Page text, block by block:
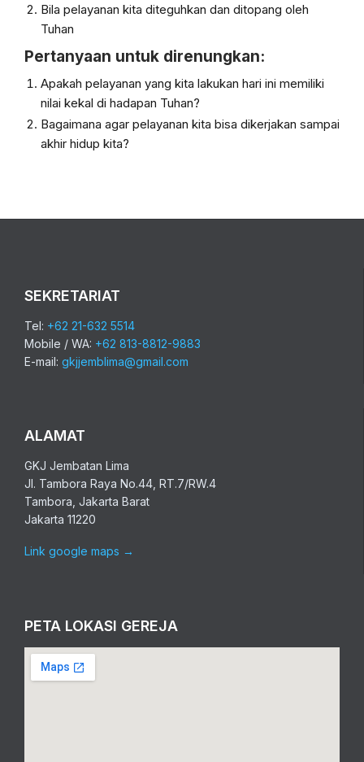
Bila pelayanan kita diteguhkan dan ditopang oleh
Tuhan
Pertanyaan untuk direnungkan:
Apakah pelayanan yang kita lakukan hari ini memiliki
nilai kekal di hadapan Tuhan?
Bagaimana agar pelayanan kita bisa dikerjakan sampai
akhir hidup kita?
SEKRETARIAT
Tel: +62 21-632 5514
Mobile / WA: +62 813-8812-9883
E-mail: gkjjemblima@gmail.com
ALAMAT
GKJ Jembatan Lima
Jl. Tambora Raya No.44, RT.7/RW.4
Tambora, Jakarta Barat
Jakarta 11220
Link google maps →
PETA LOKASI GEREJA